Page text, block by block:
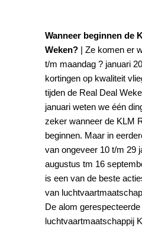
Wanneer beginnen de
Weken? | Ze komen er
t/m maandag ? januari
kortingen op kwaliteit
tijden de Real Deal
januari weten we één
zeker wanneer de KLM
beginnen. Maar in
van ongeveer 10 t/m 29
augustus tm 16
is een van de beste
van
De alom gerespecteerde
luchtvaartmaatschappij